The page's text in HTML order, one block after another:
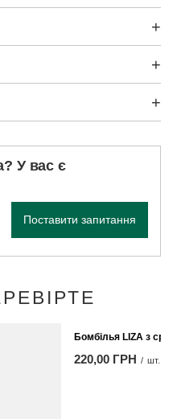
У вас є
Поставити запитання
Бомбілья LIZA з
220,00 ГРН / шт.